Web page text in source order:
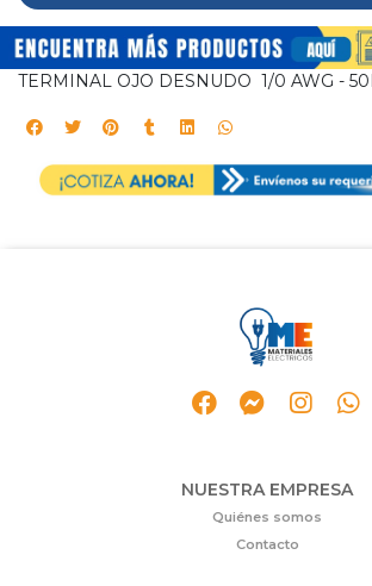
TERMINAL OJO DESNUDO 1/0 AWG -
NUESTRA EMPRESA
Quiénes somos
Contacto